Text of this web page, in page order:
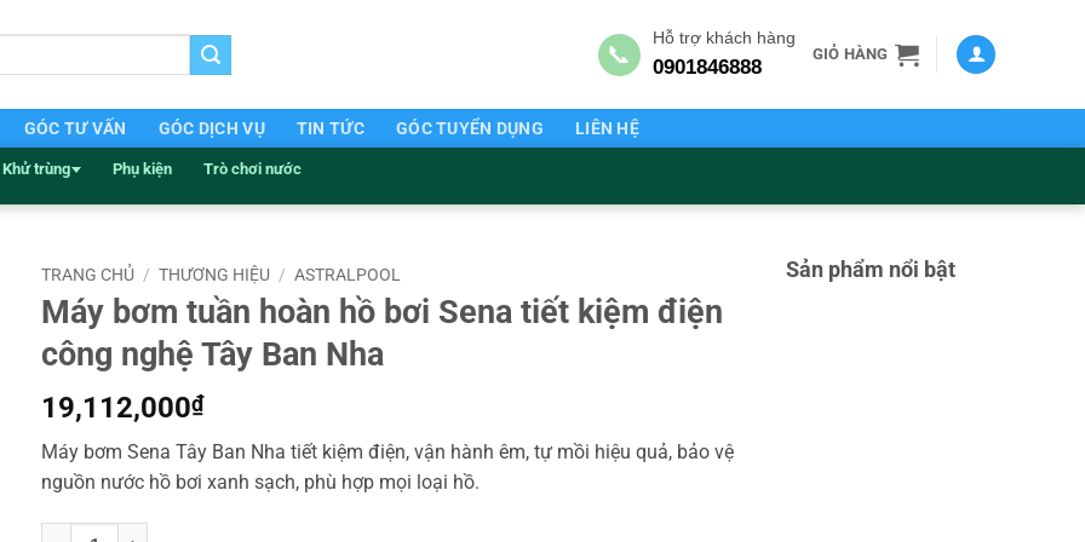
📞
Hỗ trợ khách hàng
0901846888
GIỎ HÀNG
GÓC TƯ VẤN GÓC DỊCH VỤ TIN TỨC GÓC TUYỂN DỤNG LIÊN HỆ
Khử trùng Phụ kiện Trò chơi nước
TRANG CHỦ / THƯƠNG HIỆU / ASTRALPOOL
Máy bơm tuần hoàn hồ bơi Sena tiết kiệm điện
công nghệ Tây Ban Nha
19,112,000₫
Máy bơm Sena Tây Ban Nha tiết kiệm điện, vận hành êm, tự mồi hiệu quả, bảo vệ
nguồn nước hồ bơi xanh sạch, phù hợp mọi loại hồ.
Máy bơm tuần hoàn hồ bơi Sena tiết kiệm điện công nghệ Tây Ban Nha số lượng
Sản phẩm nổi bật